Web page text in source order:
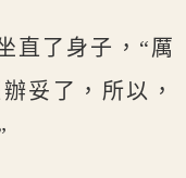
直了身子，“厲
妥了，所以，